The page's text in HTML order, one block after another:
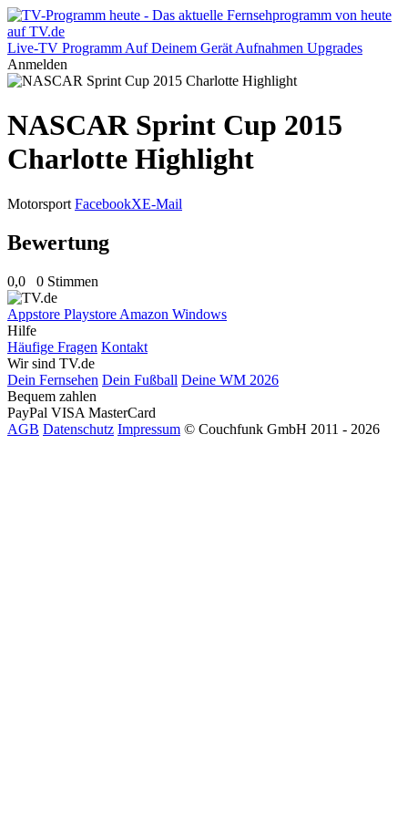
Live-TV Programm Auf Deinem Gerät Aufnahmen Upgrades
Anmelden
NASCAR Sprint Cup 2015
Charlotte Highlight
Motorsport FacebookXE-Mail
Bewertung
0,0 0 Stimmen
Appstore Playstore Amazon Windows
Hilfe
Häufige Fragen Kontakt
Wir sind TV.de
Dein Fernsehen Dein Fußball Deine WM 2026
Bequem zahlen
PayPal VISA MasterCard
AGB Datenschutz Impressum © Couchfunk GmbH 2011 - 2026